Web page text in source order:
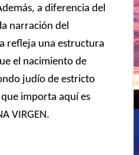
a diferencia del
narración del
refleja una estructura
el nacimiento de
judío de estricto
importa aquí es
VIRGEN.